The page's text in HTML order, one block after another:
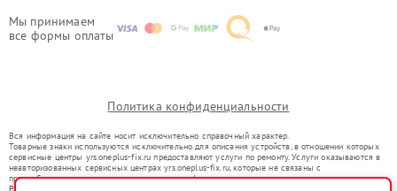
Мы принимаем
все формы оплаты
Политика конфиденциальности
Вся информация на сайте носит исключительно справочный характер.
Товарные знаки используются исключительно для описания устройств, в отношении которых
сервисные центры yrs.oneplus-fix.ru предоставляют услуги по ремонту. Услуги оказываются в
неавторизованных сервисных центрах yrs.oneplus-fix.ru, которые не связаны с
правообладателями товарных знаков или их официальными представителями.